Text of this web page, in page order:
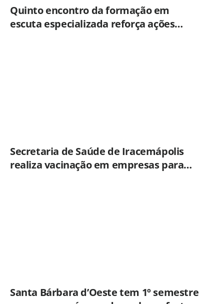
Quinto encontro da formação em
escuta especializada reforça ações
Secretaria de Saúde de Iracemápolis
realiza vacinação em empresas para
Santa Bárbara d’Oeste tem 1º semestre